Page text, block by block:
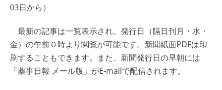
03日から）
最新の記事は一覧表示され、発行日（隔日刊月・水・
金）の午前０時より閲覧が可能です。新聞紙面PDFは印
刷することもできます。また、新聞発行日の早朝には
「薬事日報 メール版」がE-mailで配信されます。